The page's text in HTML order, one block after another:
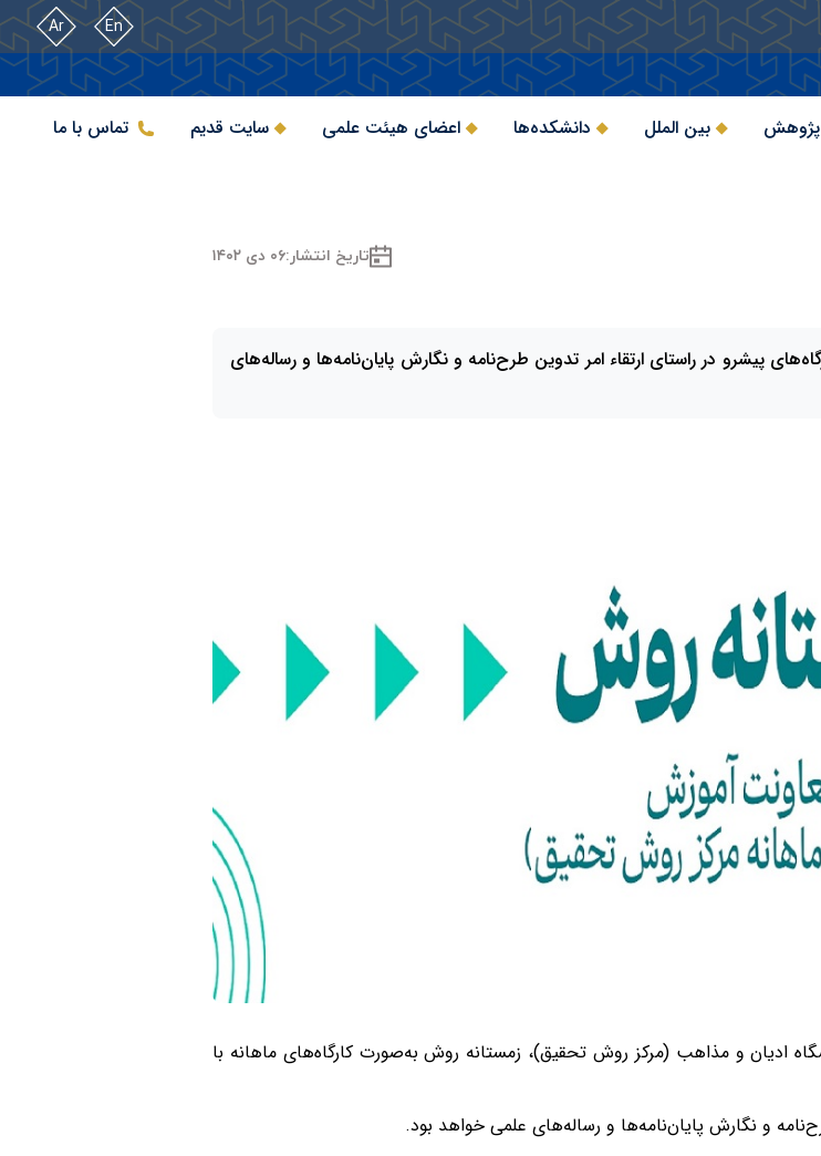
En
Ar
پژوهش بین الملل دانشکده‌ها اعضای هیئت علمی سایت قدیم تماس با ما
تاریخ انتشار:۰۶ دی ۱۴۰۲
پیشرو در راستای ارتقاء امر تدوین طرح‌نامه و نگارش پایان‌نامه‌ها و رساله‌های
ادیان و مذاهب (مرکز روش تحقیق)، زمستانه روش به‌صورت کارگاه‌های ماهانه با
و نگارش پایان‌نامه‌ها و رساله‌های علمی خواهد بود.